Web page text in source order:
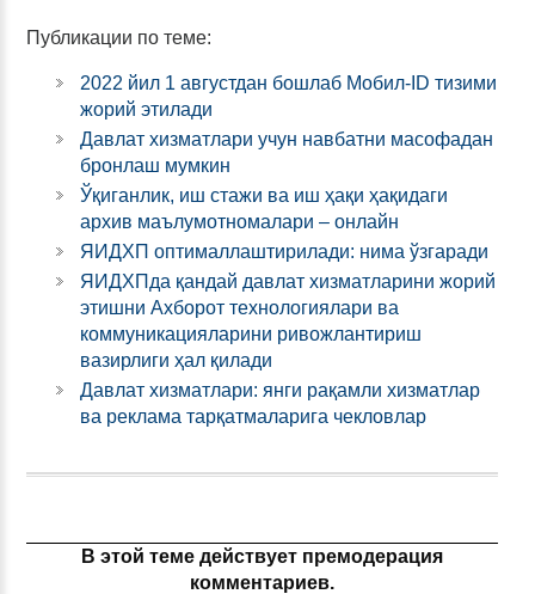
Публикации по теме:
2022 йил 1 августдан бошлаб Мобил-ID тизими
жорий этилади
Давлат хизматлари учун навбатни масофадан
бронлаш мумкин
Ўқиганлик, иш стажи ва иш ҳақи ҳақидаги
архив маълумотномалари – онлайн
ЯИДХП оптималлаштирилади: нима ўзгаради
ЯИДХПда қандай давлат хизматларини жорий
этишни Ахборот технологиялари ва
коммуникацияларини ривожлантириш
вазирлиги ҳал қилади
Давлат хизматлари: янги рақамли хизматлар
ва реклама тарқатмаларига чекловлар
В этой теме действует премодерация
комментариев.